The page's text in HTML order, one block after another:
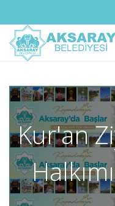
Kur'an